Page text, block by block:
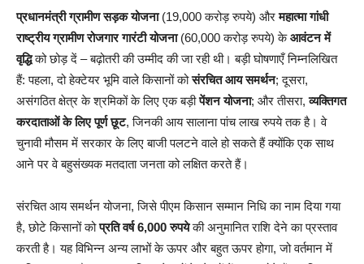
प्रधानमंत्री ग्रामीण सड़क योजना(19,000 करोड़ रुपये) औरमहात्मा गांधी
राष्ट्रीय ग्रामीण रोजगार गारंटी योजना(60,000 करोड़ रुपये) केआवंटन में
वृद्धिको छोड़ दें – बढ़ोतरी की उम्मीद की जा रही थी। बड़ी घोषणाएँ निम्नलिखित
हैं: पहला, दो हेक्टेयर भूमि वाले किसानों कोसंरचित आय समर्थन; दूसरा,
असंगठित क्षेत्र के श्रमिकों के लिए एक बड़ीपेंशन योजना; और तीसरा,व्यक्तिगत
करदाताओं के लिए पूर्ण छूट, जिनकी आय सालाना पांच लाख रुपये तक है। वे
चुनावी मौसम में सरकार के लिए बाजी पलटने वाले हो सकते हैं क्योंकि एक साथ
आने पर वे बहुसंख्यक मतदाता जनता को लक्षित करते हैं।
संरचित आय समर्थन योजना, जिसे पीएम किसान सम्मान निधि का नाम दिया गया
है, छोटे किसानों कोप्रति वर्ष 6,000 रुपयेकी अनुमानित राशि देने का प्रस्ताव
करती है। यह विभिन्न अन्य लाभों के ऊपर और बहुत ऊपर होगा, जो वर्तमान में